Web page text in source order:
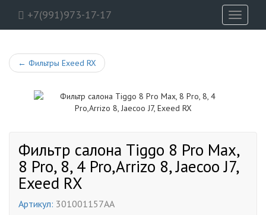
+7(991)973-17-17
Toggle
← Фильтры Exeed RX
Фильтр салона Tiggo 8 Pro Max,
8 Pro, 8, 4 Pro,Arrizo 8, Jaecoo J7,
Exeed RX
Артикул: 301001157AA